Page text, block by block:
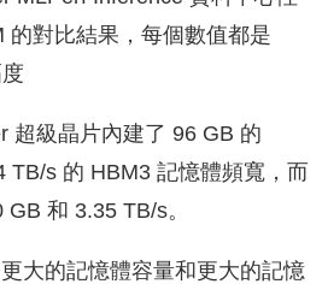
的對比結果，每個數值都是
超級晶片內建了 96 GB 的
TB/s 的 HBM3 記憶體頻寬，而
和 3.35 TB/s。
大的記憶體容量和更大的記憶